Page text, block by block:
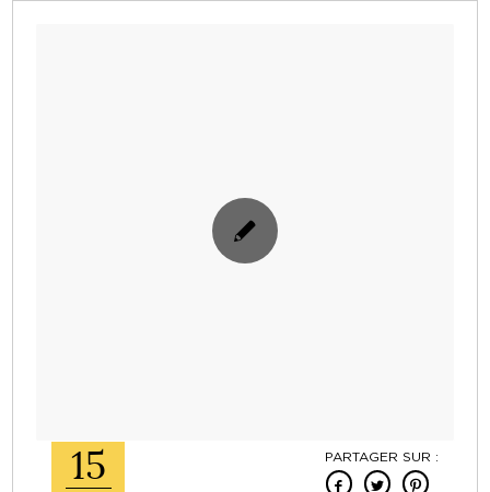
15 PARTAGER SUR :